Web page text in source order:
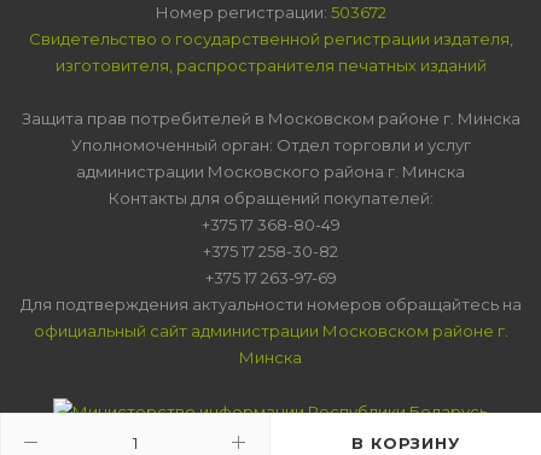
В КОРЗИНУ
Номер регистрации: 503672
Свидетельство о государственной регистрации издателя,
изготовителя, распространителя печатных изданий
Защита прав потребителей в Московском районе г. Минска
Уполномоченный орган: Отдел торговли и услуг
администрации Московского района г. Минска
Контакты для обращений покупателей:
+375 17 368-80-49
+375 17 258-30-82
+375 17 263-97-69
Для подтверждения актуальности номеров обращайтесь на
официальный сайт администрации Московском районе г.
Минска